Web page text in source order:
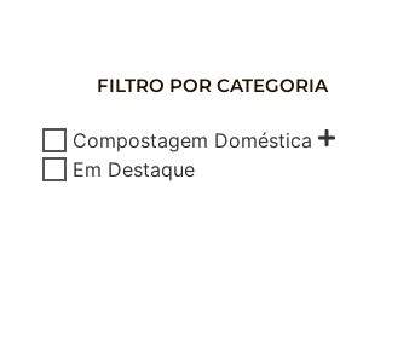
Composte seus
FILTRO POR CATEGORIA
Compostagem Doméstica
Em Destaque